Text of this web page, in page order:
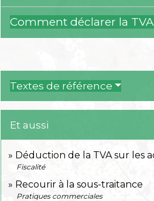
Comment déclarer la
Textes de référence
Et aussi
Déduction de la TVA sur les
Fiscalité
Recourir à la sous-traitance
Pratiques commerciales